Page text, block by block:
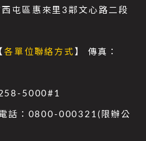
屯區惠來里3鄰文心路二段
各單位聯絡方式 】 傳真：
5000#1
話：0800-000321(限辦公